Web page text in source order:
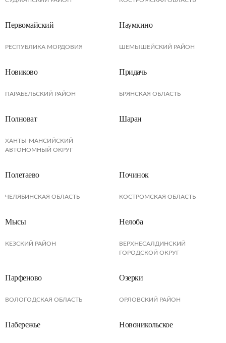
Первомайский
РЕСПУБЛИКА МОРДОВИЯ
Наумкино
ШЕМЫШЕЙСКИЙ РАЙОН
Новиково
ПАРАБЕЛЬСКИЙ РАЙОН
Придачь
БРЯНСКАЯ ОБЛАСТЬ
Полноват
ХАНТЫ-МАНСИЙСКИЙ
АВТОНОМНЫЙ ОКРУГ
Шаран
Полетаево
ЧЕЛЯБИНСКАЯ ОБЛАСТЬ
Починок
КОСТРОМСКАЯ ОБЛАСТЬ
Мысы
КЕЗСКИЙ РАЙОН
Нелоба
ВЕРХНЕСАЛДИНСКИЙ
ГОРОДСКОЙ ОКРУГ
Парфеново
ВОЛОГОДСКАЯ ОБЛАСТЬ
Озерки
ОРЛОВСКИЙ РАЙОН
Пабережье Новоникольское